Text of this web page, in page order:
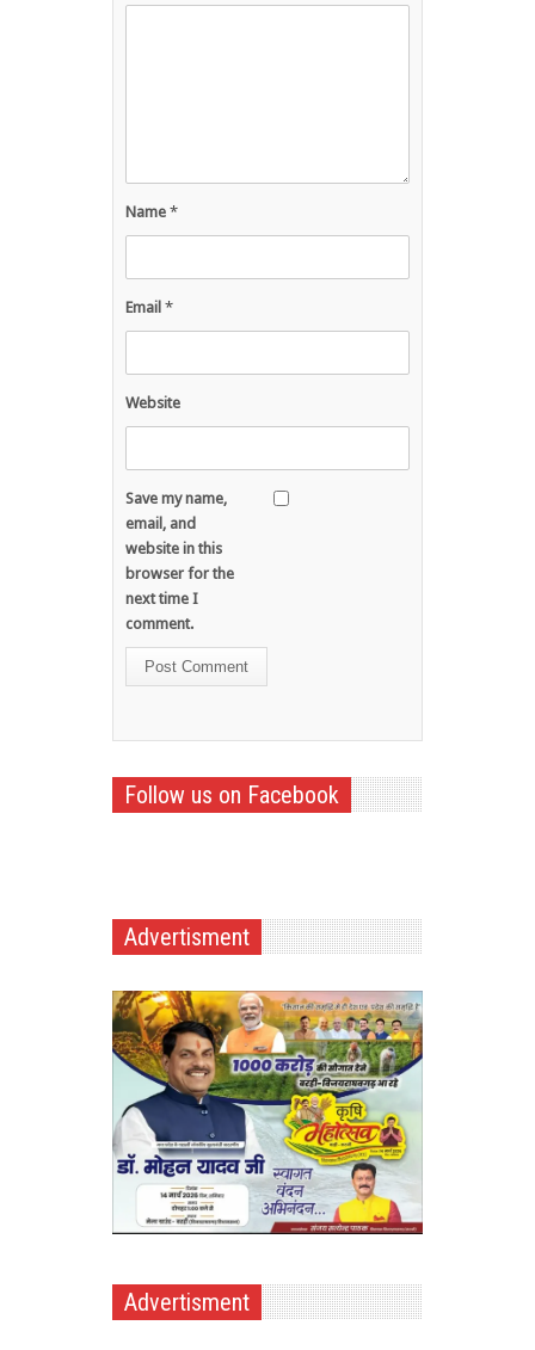
Name *
Email *
Website
Save my name,
email, and
website in this
browser for the
next time I
comment.
Follow us on Facebook
Advertisment
Advertisment